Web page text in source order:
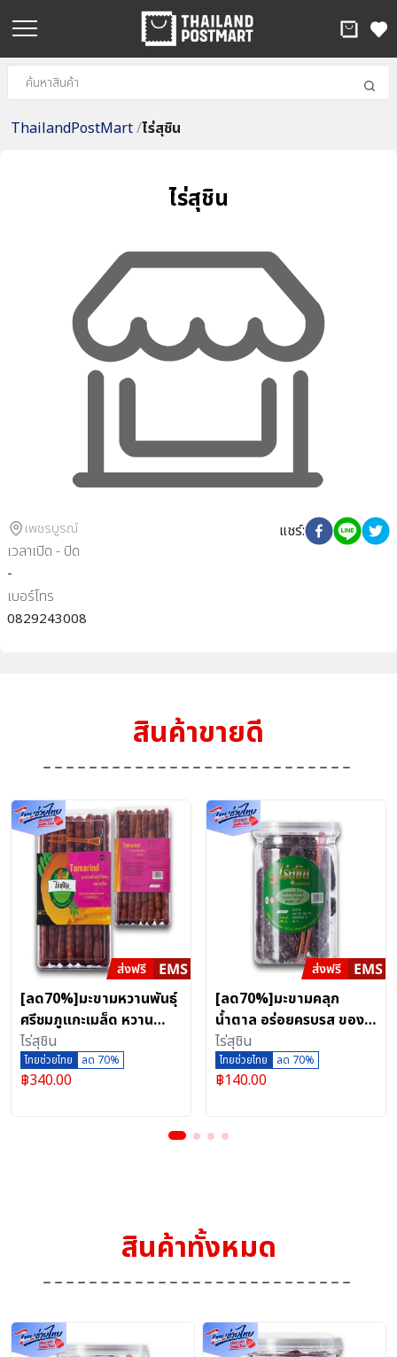
ThailandPostMart/ไร่สุชิน
ไร่สุชิน
เพชรบูรณ์
เวลาเปิด - ปิด
-
เบอร์โทร
0829243008
แชร์:
สินค้าขายดี
[ลด70%]มะขามหวานพันธุ์
ศรีชมภูแกะเมล็ด หวาน
ธรรมชาติ สะอาด ถูกหลัก
อนามัย กล่องเหลี่ยม
ไร่สุชิน
ไทยช่วยไทย ลด 70%
฿340.00
[ลด70%]มะขามคลุก
น้ำตาล อร่อยครบรส ของดี
เมืองเพชรบูรณ์
ไร่สุชิน
ไทยช่วยไทย ลด 70%
฿140.00
สินค้าทั้งหมด